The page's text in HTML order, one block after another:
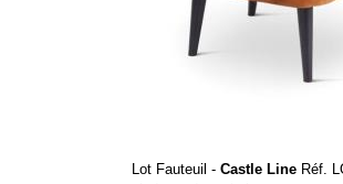
Lot Fauteuil - Castle LineRéf.